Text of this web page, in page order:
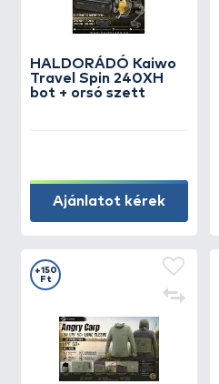
HALDORÁDÓ Kaiwo
Travel Spin 240XH
bot + orsó szett
Ajánlatot kérek
+150
Ft